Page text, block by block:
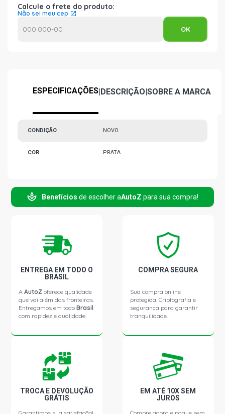
Calcule o frete do produto:
Não sei meu cep
ESPECIFICAÇÕES|DESCRIÇÃO|SOBRE A MARCA
CONDIÇÃO NOVO
COR PRATA
Benefícios de escolher aAutoZ para sua compra!
ENTREGA EM TODO O
BRASIL
AAutoZ oferece qualidade
que vai além das fronteiras.
Entregamos em todoBrasil
com rapidez e qualidade.
COMPRA SEGURA
Sua compra online
protegida. Criptografia e
segurança para garantir
tranquilidade.
TROCA E DEVOLUÇÃO
GRÁTIS
EM ATÉ 10X SEM
JUROS